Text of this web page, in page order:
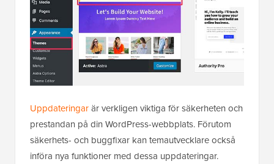
Uppdateringarär verkligen viktiga för säkerheten och
prestandan på din WordPress-webbplats. Förutom
säkerhets- och buggfixar kan temautvecklare också
införa nya funktioner med dessa uppdateringar.